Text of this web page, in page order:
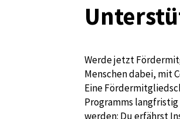
Werde jetzt
Menschen dabei, mit
Eine
Programms
werden: Du erfährst